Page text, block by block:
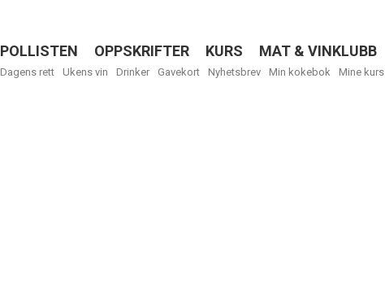
Menu
POLLISTEN OPPSKRIFTER KURS MAT & VINKLUBB
Dagens rett Ukens vin Drinker Gavekort Nyhetsbrev Min kokebok Mine kurs